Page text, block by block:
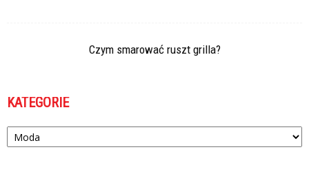
Czym smarować ruszt grilla?
KATEGORIE
Kategorie